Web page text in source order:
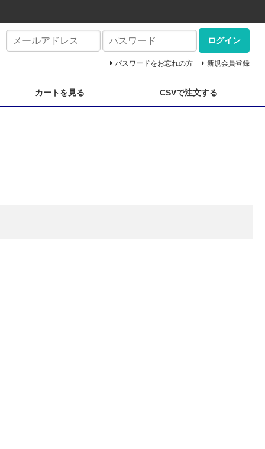
ログイン
パスワードをお忘れの方 新規会員登録
カートを見る CSVで注文する